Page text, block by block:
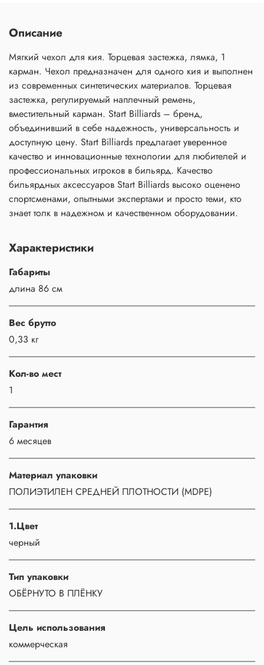
Описание
Мягкий чехол для кия. Торцевая застежка, лямка, 1
карман. Чехол предназначен для одного кия и выполнен
из современных синтетических материалов. Торцевая
застежка, регулируемый наплечный ремень,
вместительный карман. Start Billiards – бренд,
объединивший в себе надежность, универсальность и
доступную цену. Start Billiards предлагает уверенное
качество и инновационные технологии для любителей и
профессиональных игроков в бильярд. Качество
бильярдных аксессуаров Start Billiards высоко оценено
спортсменами, опытными экспертами и просто теми, кто
знает толк в надежном и качественном оборудовании.
Характеристики
Габариты
длина 86 см
Вес брутто
0,33 кг
Кол-во мест
1
Гарантия
6 месяцев
Материал упаковки
ПОЛИЭТИЛЕН СРЕДНЕЙ ПЛОТНОСТИ (MDPE)
1.Цвет
черный
Тип упаковки
ОБЁРНУТО В ПЛЁНКУ
Цель использования
коммерческая